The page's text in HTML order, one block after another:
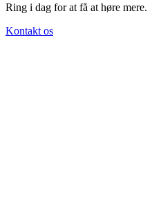
Ring i dag for at få at høre mere.
Kontakt os